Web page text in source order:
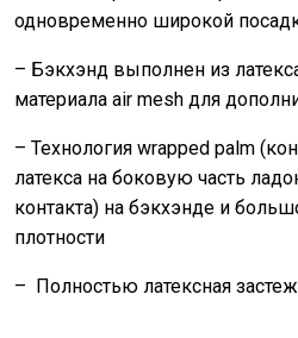
одновременно широкой
– Бэкхэнд выполнен из
материала air mesh для
– Технология wrapped palm
латекса на боковую часть
контакта) на бэкхэнде и
плотности
– Полностью латексная